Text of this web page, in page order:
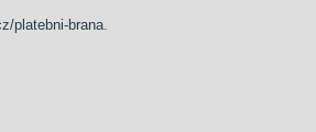
platebni-brana